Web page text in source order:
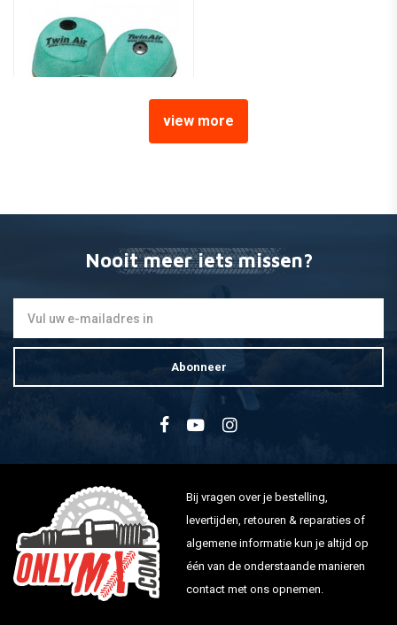
250/650 ' 93-17
view more
Nooit meer iets missen?
Abonneer
Bij vragen over je bestelling,
levertijden, retouren & reparaties of
algemene informatie kun je altijd op
één van de onderstaande manieren
contact met ons opnemen.